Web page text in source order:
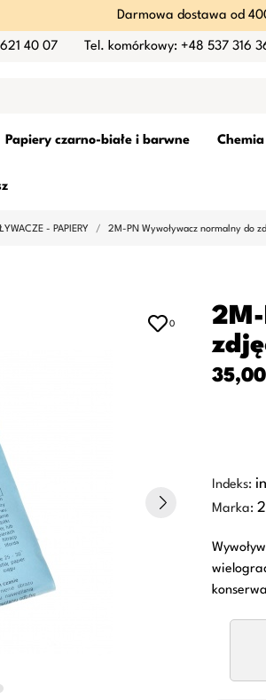
Darmowa dostawa od
40 07 Tel. komórkowy: +48 537 316
Papiery czarno-białe i barwne
- PAPIERY 2M-PN Wywoływacz normalny do
0
35,00
Indeks:
Marka: